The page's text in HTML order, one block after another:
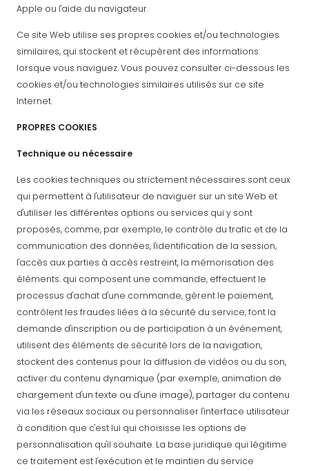
Apple ou l'aide du navigateur.
Ce site Web utilise ses propres cookies et/ou technologies
similaires, qui stockent et récupèrent des informations
lorsque vous naviguez. Vous pouvez consulter ci-dessous les
cookies et/ou technologies similaires utilisés sur ce site
Internet.
PROPRES COOKIES
Technique ou nécessaire
Les cookies techniques ou strictement nécessaires sont ceux
qui permettent à l'utilisateur de naviguer sur un site Web et
d'utiliser les différentes options ou services qui y sont
proposés, comme, par exemple, le contrôle du trafic et de la
communication des données, l'identification de la session,
l'accès aux parties à accès restreint, la mémorisation des
éléments. qui composent une commande, effectuent le
processus d'achat d'une commande, gèrent le paiement,
contrôlent les fraudes liées à la sécurité du service, font la
demande d'inscription ou de participation à un événement,
utilisent des éléments de sécurité lors de la navigation,
stockent des contenus pour la diffusion de vidéos ou du son,
activer du contenu dynamique (par exemple, animation de
chargement d'un texte ou d'une image), partager du contenu
via les réseaux sociaux ou personnaliser l'interface utilisateur
à condition que c'est lui qui choisisse les options de
personnalisation qu'il souhaite. La base juridique qui légitime
ce traitement est l'exécution et le maintien du service